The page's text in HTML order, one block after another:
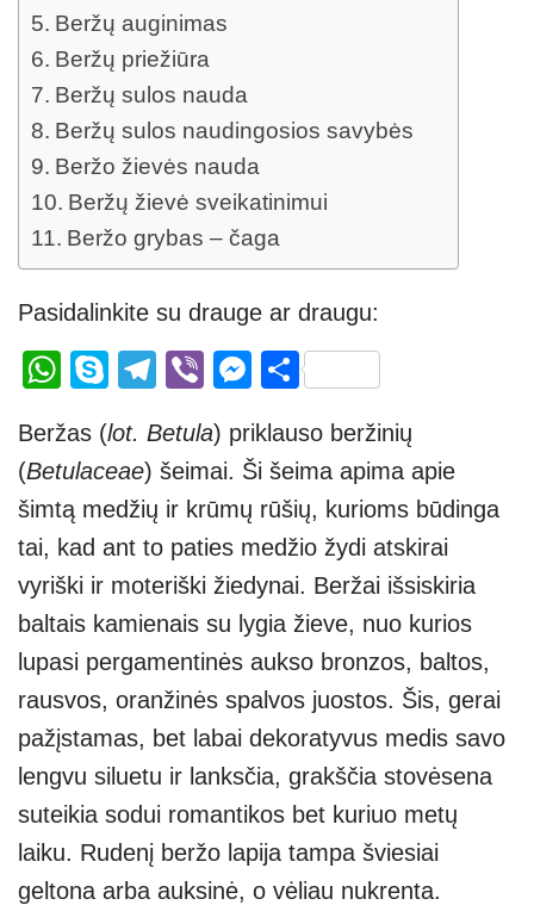
Beržų auginimas
Beržų priežiūra
Beržų sulos nauda
Beržų sulos naudingosios savybės
Beržo žievės nauda
Beržų žievė sveikatinimui
Beržo grybas – čaga
Pasidalinkite su drauge ar draugu:
W
at
s
A
p
p
S
p
e
T
e
gr
a
m
Vi
er
M
ss
e
n
g
er
S
ar
e
Beržas (lot. Betula) priklauso beržinių
(Betulaceae) šeimai. Ši šeima apima apie
šimtą medžių ir krūmų rūšių, kurioms būdinga
tai, kad ant to paties medžio žydi atskirai
vyriški ir moteriški žiedynai. Beržai išsiskiria
baltais kamienais su lygia žieve, nuo kurios
lupasi pergamentinės aukso bronzos, baltos,
rausvos, oranžinės spalvos juostos. Šis, gerai
pažįstamas, bet labai dekoratyvus medis savo
lengvu siluetu ir lanksčia, grakščia stovėsena
suteikia sodui romantikos bet kuriuo metų
laiku. Rudenį beržo lapija tampa šviesiai
geltona arba auksinė, o vėliau nukrenta.